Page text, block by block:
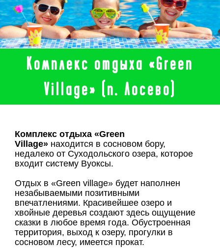
Комплекс отдыха «Green
Village» (п. Лосево)
Комплекс отдыха «Green
Village» находится в сосновом бору,
недалеко от Суходольского озера, которое
входит систему Вуоксы.
Отдых в «Green village» будет наполнен
незабываемыми позитивными
впечатлениями. Красивейшее озеро и
хвойные деревья создают здесь ощущение
сказки в любое время года. Обустроенная
территория, выход к озеру, прогулки в
сосновом лесу, имеется прокат.